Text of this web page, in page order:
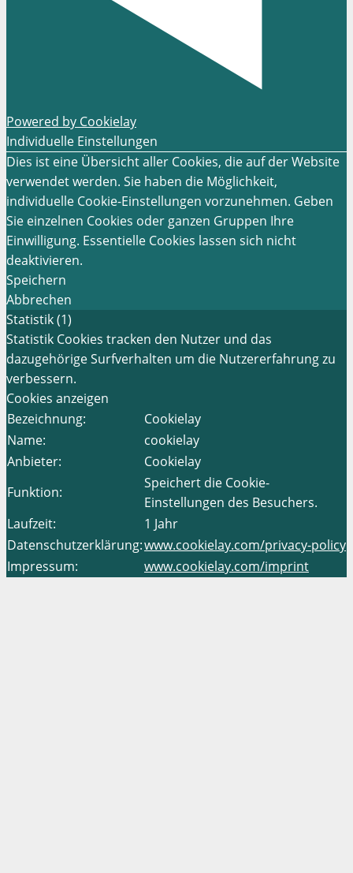
Powered by Cookielay
Individuelle Einstellungen
Dies ist eine Übersicht aller Cookies, die auf der Website
verwendet werden. Sie haben die Möglichkeit,
individuelle Cookie-Einstellungen vorzunehmen. Geben
Sie einzelnen Cookies oder ganzen Gruppen Ihre
Einwilligung. Essentielle Cookies lassen sich nicht
deaktivieren.
Speichern
Abbrechen
Statistik (1)
Statistik Cookies tracken den Nutzer und das
dazugehörige Surfverhalten um die Nutzererfahrung zu
verbessern.
Cookies anzeigen
Bezeichnung:
Cookielay
Name:
cookielay
Anbieter:
Cookielay
Funktion:
Speichert die Cookie-
Einstellungen des Besuchers.
Laufzeit:
1 Jahr
Datenschutzerklärung:www.cookielay.com/privacy-policy
Impressum:
www.cookielay.com/imprint